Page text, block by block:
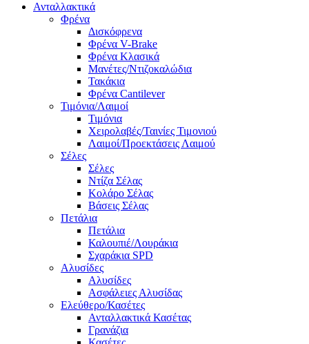
Ανταλλακτικά
Φρένα
Δισκόφρενα
Φρένα V-Brake
Φρένα Κλασικά
Μανέτες/Ντιζοκαλώδια
Τακάκια
Φρένα Cantilever
Τιμόνια/Λαιμοί
Τιμόνια
Χειρολαβές/Ταινίες Τιμονιού
Λαιμοί/Προεκτάσεις Λαιμού
Σέλες
Σέλες
Ντίζα Σέλας
Κολάρο Σέλας
Βάσεις Σέλας
Πετάλια
Πετάλια
Καλουπιέ/Λουράκια
Σχαράκια SPD
Αλυσίδες
Αλυσίδες
Ασφάλειες Αλυσίδας
Ελεύθερο/Κασέτες
Ανταλλακτικά Κασέτας
Γρανάζια